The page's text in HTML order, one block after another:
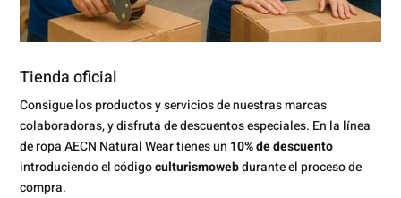
Tienda oficial
Consigue los productos y servicios de nuestras marcas
colaboradoras, y disfruta de descuentos especiales. En la línea
de ropa AECN Natural Wear tienes un 10% de descuento
introduciendo el códigoculturismowebdurante el proceso de
compra.